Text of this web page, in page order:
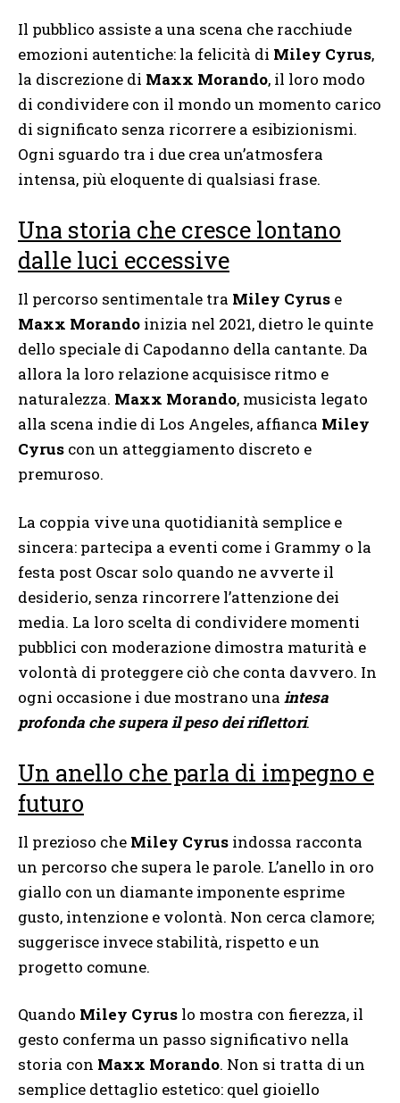
Il pubblico assiste a una scena che racchiude
emozioni autentiche: la felicità di Miley Cyrus,
la discrezione di Maxx Morando, il loro modo
di condividere con il mondo un momento carico
di significato senza ricorrere a esibizionismi.
Ogni sguardo tra i due crea un’atmosfera
intensa, più eloquente di qualsiasi frase.
Una storia che cresce lontano
dalle luci eccessive
Il percorso sentimentale tra Miley Cyrus e
Maxx Morando inizia nel 2021, dietro le quinte
dello speciale di Capodanno della cantante. Da
allora la loro relazione acquisisce ritmo e
naturalezza. Maxx Morando, musicista legato
alla scena indie di Los Angeles, affianca Miley
Cyrus con un atteggiamento discreto e
premuroso.
La coppia vive una quotidianità semplice e
sincera: partecipa a eventi come i Grammy o la
festa post Oscar solo quando ne avverte il
desiderio, senza rincorrere l’attenzione dei
media. La loro scelta di condividere momenti
pubblici con moderazione dimostra maturità e
volontà di proteggere ciò che conta davvero. In
ogni occasione i due mostrano una intesa
profonda che supera il peso dei riflettori.
Un anello che parla di impegno e
futuro
Il prezioso che Miley Cyrus indossa racconta
un percorso che supera le parole. L’anello in oro
giallo con un diamante imponente esprime
gusto, intenzione e volontà. Non cerca clamore;
suggerisce invece stabilità, rispetto e un
progetto comune.
Quando Miley Cyrus lo mostra con fierezza, il
gesto conferma un passo significativo nella
storia con Maxx Morando. Non si tratta di un
semplice dettaglio estetico: quel gioiello